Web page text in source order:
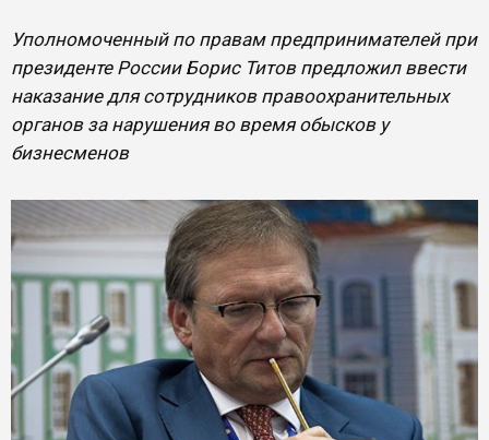
Уполномоченный по правам предпринимателей при
президенте России Борис Титов предложил ввести
наказание для сотрудников правоохранительных
органов за нарушения во время обысков у
бизнесменов